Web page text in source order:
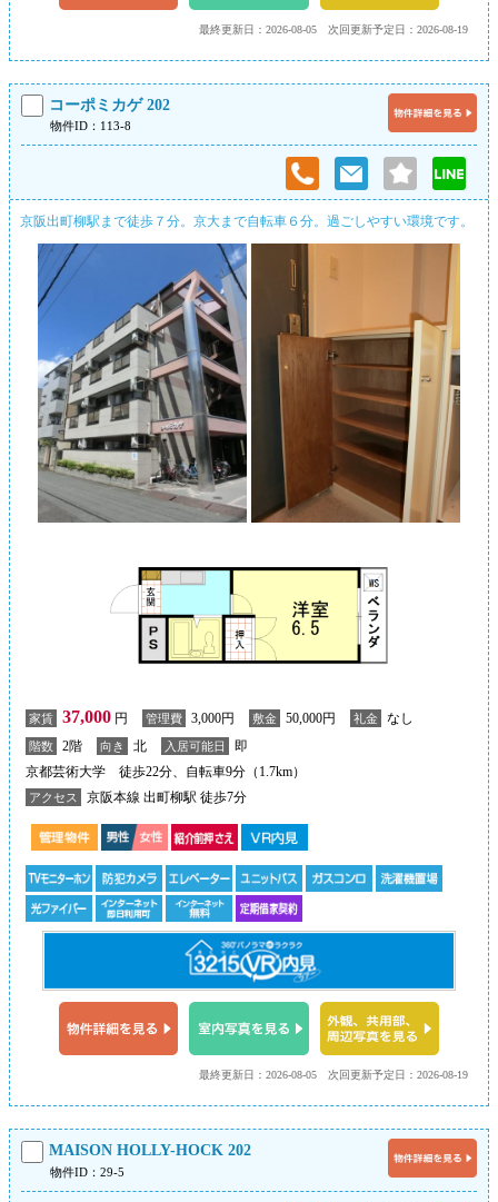
次回更新予定日：2026-08-19
最終更新日：2026-08-05
コーポミカゲ 202
物件ID：113-8
京阪出町柳駅まで徒歩７分。京大まで自転車６分。過ごしやすい環境です。
家賃 37,000 円 管理費 3,000円 敷金 50,000円 礼金 なし
階数 2階 向き 北 入居可能日
即
京都芸術大学 徒歩22分、自転車9分（1.7km）
アクセス 京阪本線 出町柳駅 徒歩7分
次回更新予定日：2026-08-19
最終更新日：2026-08-05
MAISON HOLLY-HOCK 202
物件ID：29-5